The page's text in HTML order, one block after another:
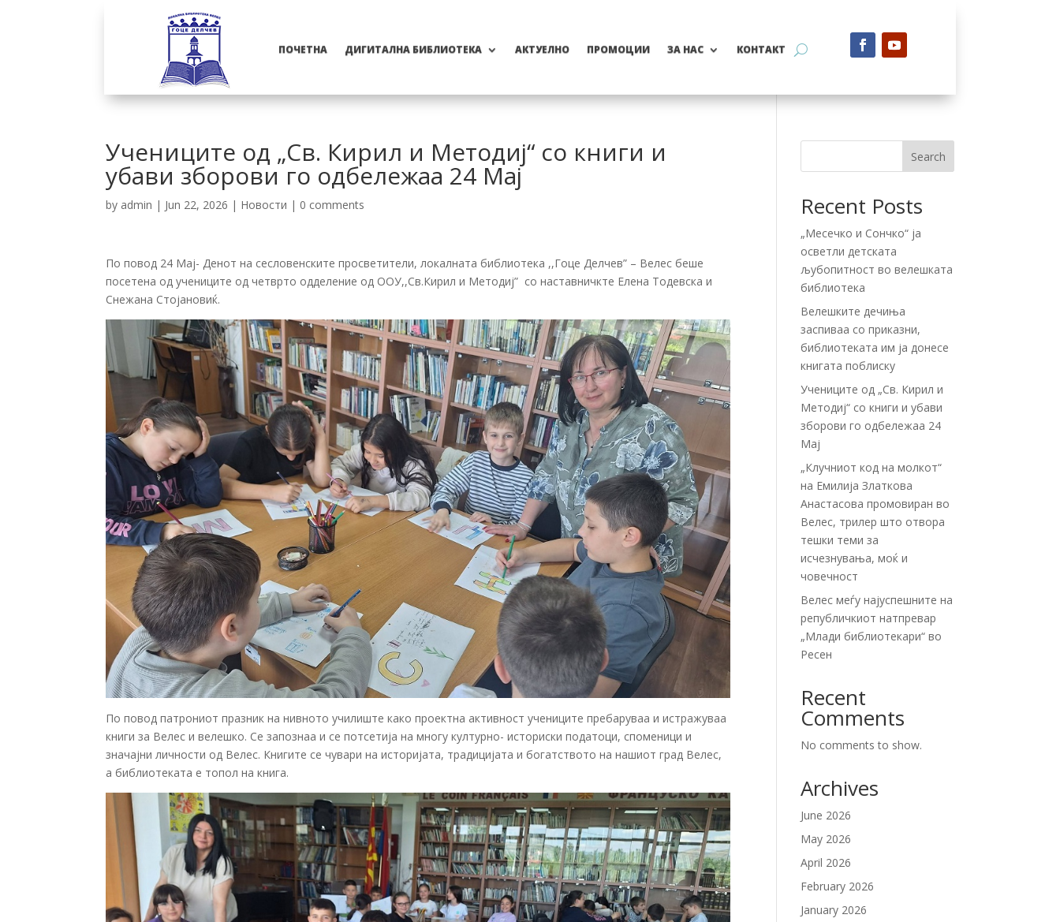
ПОЧЕТНА ДИГИТАЛНА БИБЛИОТЕКА АКТУЕЛНО ПРОМОЦИИ ЗА НАС КОНТАКТ
Учениците од „Св. Кирил и Методиј“ со книги и
убави зборови го одбележаа 24 Мај
by admin | Jun 22, 2026 | Новости | 0 comments
По повод 24 Мај- Денот на сесловенските просветители, локалната библиотека ,,Гоце Делчев” – Велес беше
посетена од учениците од четврто одделение од ООУ,,Св.Кирил и Методиј” со наставничкте Елена Тодевска и
Снежана Стојановиќ.
По повод патрониот празник на нивното училиште како проектна активност учениците пребаруваа и истражуваа
книги за Велес и велешко. Се запознаа и се потсетија на многу културно- историски податоци, споменици и
значајни личности од Велес. Книгите се чувари на историјата, традицијата и богатството на нашиот град Велес,
а библиотеката е топол на книга.
Search
Recent Posts
„Месечко и Сончко“ ја
осветли детската
љубопитност во велешката
библиотека
Велешките дечиња
заспиваа со приказни,
библиотеката им ја донесе
книгата поблиску
Учениците од „Св. Кирил и
Методиј“ со книги и убави
зборови го одбележаа 24
Мај
„Клучниот код на молкот“
на Емилија Златкова
Анастасова промовиран во
Велес, трилер што отвора
тешки теми за
исчезнувања, моќ и
човечност
Велес меѓу најуспешните на
републичкиот натпревар
„Млади библиотекари“ во
Ресен
Recent
Comments
No comments to show.
Archives
June 2026
May 2026
April 2026
February 2026
January 2026